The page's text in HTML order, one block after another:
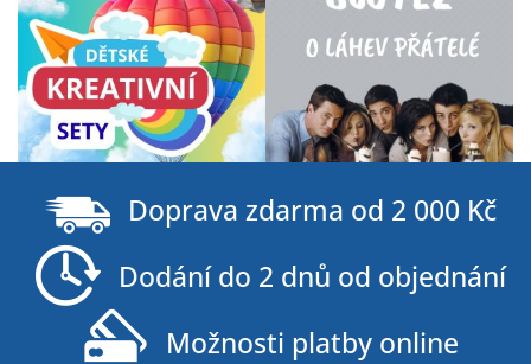
Doprava zdarma od 2 000 Kč
Dodání do 2 dnů od objednání
Možnosti platby online